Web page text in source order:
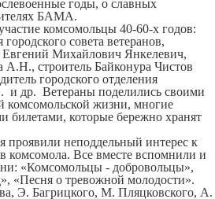
годы, о славных
БАМА.
комсомольцы 40-60-х годов:
городского совета ветеранов,
Евгений Михайлович Янкелевич,
строитель Байконура Чистов
городского отделения
и др. Ветераны поделились своими
комсомольской жизни, многие
билетами, которые бережно хранят
проявили неподдельный интерес к
комсомола. Все вместе вспомнили и
«Комсомольцы - добровольцы»,
«Песня о тревожной молодости».
Э. Багрицкого, М. Пляцковского, А.